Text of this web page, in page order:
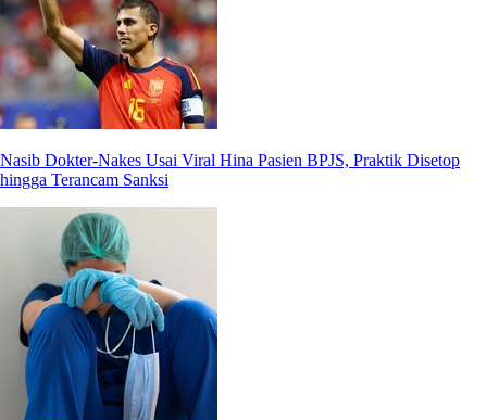
Nasib Dokter-Nakes Usai Viral Hina Pasien BPJS, Praktik Disetop
hingga Terancam Sanksi